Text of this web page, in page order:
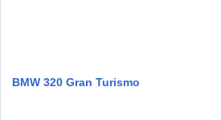
BMW 320 Gran Turismo